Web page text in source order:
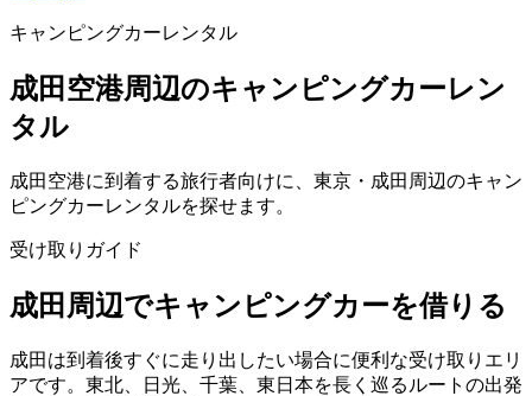
キャンピングカーレンタル
成田空港周辺のキャンピングカーレン
タル
成田空港に到着する旅行者向けに、東京・成田周辺のキャン
ピングカーレンタルを探せます。
受け取りガイド
成田周辺でキャンピングカーを借りる
成田は到着後すぐに走り出したい場合に便利な受け取りエリ
アです。東北、日光、千葉、東日本を長く巡るルートの出発